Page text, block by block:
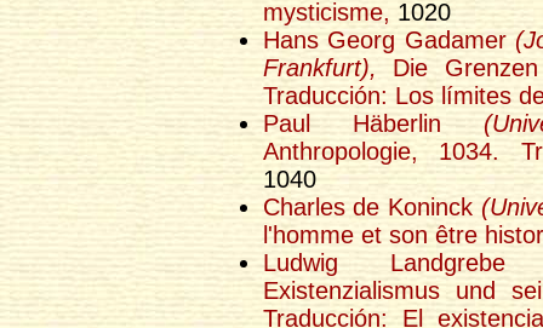
mysticisme, 1020
Hans Georg Gadamer
Frankfurt), Die
Traducción: Los límites
Paul Häberlin
Anthropologie, 1034.
1040
Charles de Koninck
l'homme et son être
Ludwig
Existenzialismus und
Traducción: El